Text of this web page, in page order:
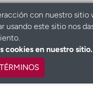
con nuestro sitio
usando este sitio nos
cookies en nuestro sitio.